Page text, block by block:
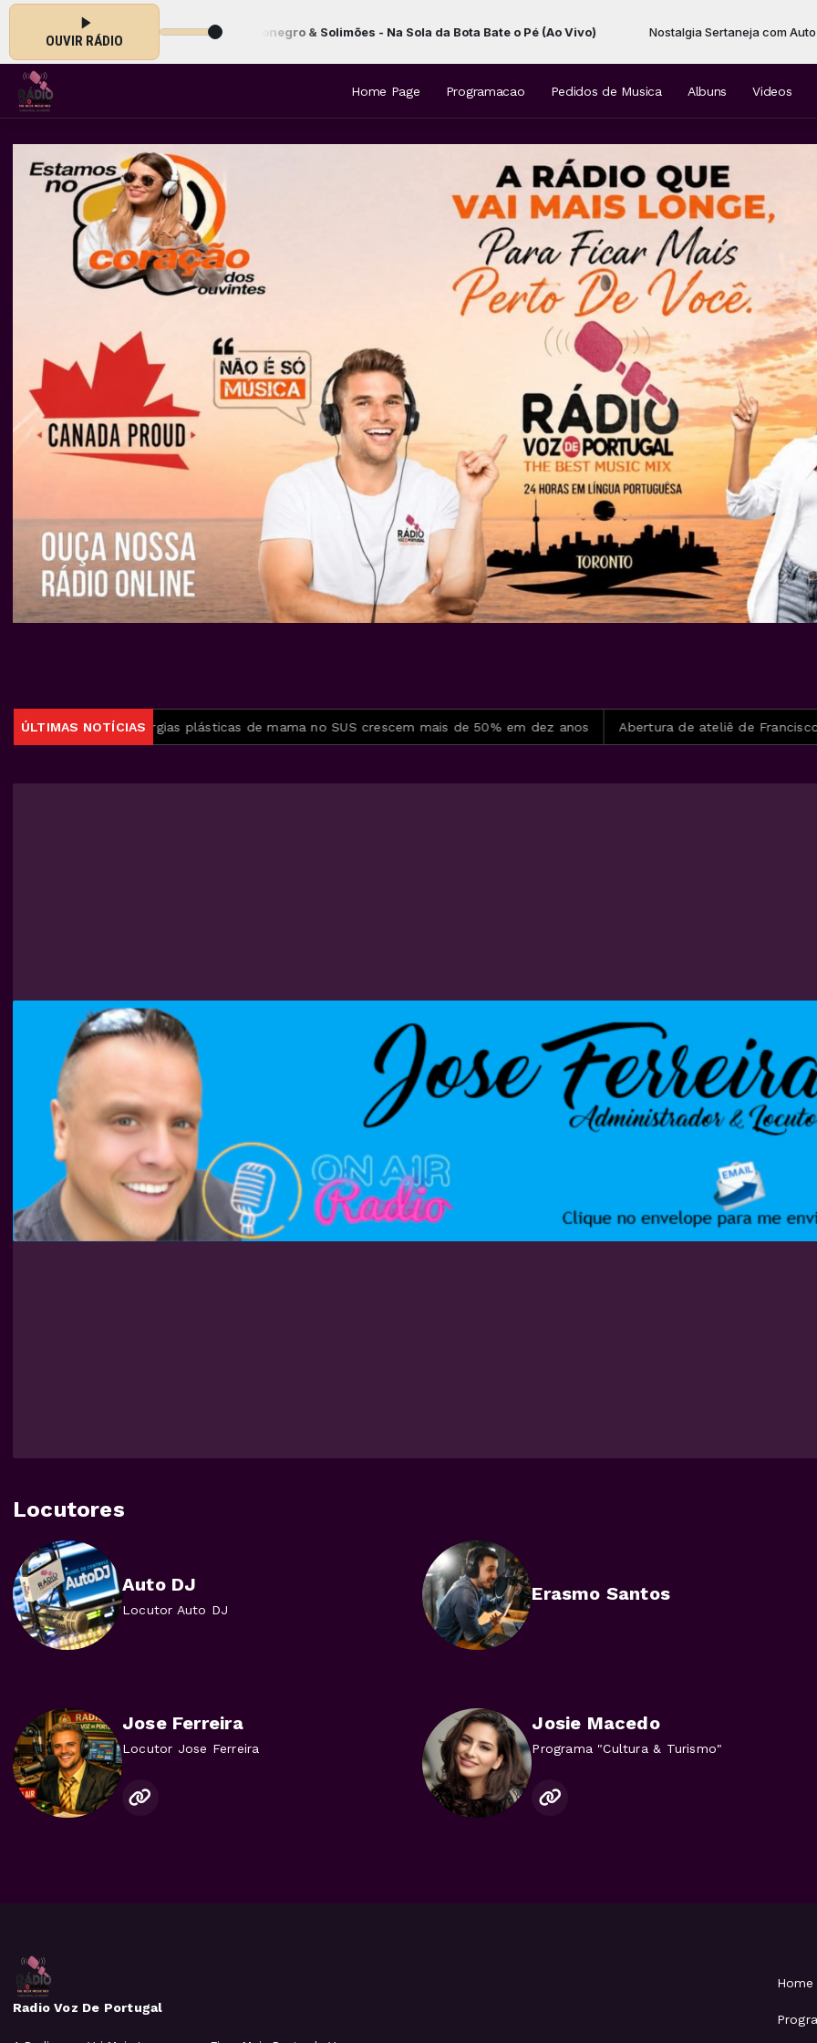
OUVIR RÁDIO
Tocando agora: Rionegro & Solimões - Na Sola da Bota Bate o Pé (Ao Vivo) Nostalgia Sertaneja com Auto DJ das
Home Page Programacao Pedidos de Musica Albuns Videos
ÚLTIMAS NOTÍCIAS
Cirurgias plásticas de mama no SUS crescem mais de 50% em dez anos Abertura de ateliê de Francisco
Locutores
Auto DJ
Locutor Auto DJ
Erasmo Santos
Jose Ferreira
Locutor Jose Ferreira
Josie Macedo
Programa "Cultura & Turismo"
Radio Voz De Portugal
Home